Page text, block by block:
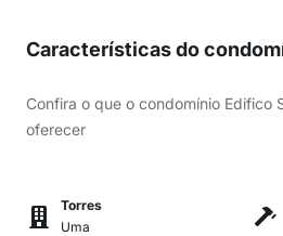
Características do
Confira o que o condomínio Edifico
oferecer
Torres
Uma